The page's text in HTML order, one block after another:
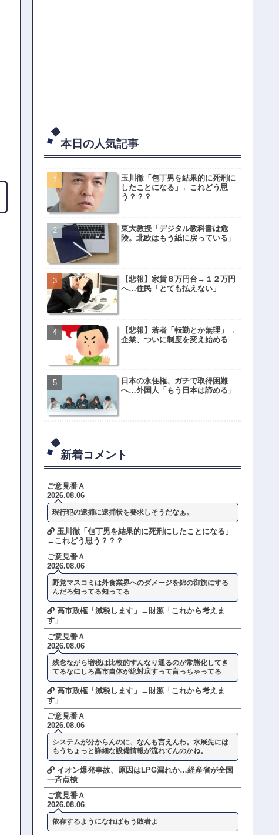
本日の人気記事
玉川徹「包丁男を結果的に死刑に
したことになる」←これどう思
う？？？
東大教授「デジタル教科書は危
険。北欧はもう紙に戻っている」
【悲報】家賃８万円台→１２万円
へ…住民「とても払えない」
【悲報】若者「転勤とか無理」→
企業、ついに制度を変え始める
日本の永住権、ガチで取得困難
へ…外国人「もう日本は諦める」
新着コメント
ご意見番Ａ
2026.08.06
現行犯の逮捕に逮捕状を要求しそうだなぁ。
玉川徹「包丁男を結果的に死刑にしたことになる」
←これどう思う？？？
ご意見番Ａ
2026.08.06
野党マスコミは外食業界へのダメージを錦の御旗にする
んだろ知ってる知ってる
高市政権「減税します」→財源「これから考えま
す」
ご意見番Ａ
2026.08.06
残念ながら増税は比較的すんなり通るのが常態化してき
てるなにしろ高市自体が絶対戻すって言っちゃってる
高市政権「減税します」→財源「これから考えま
す」
ご意見番Ａ
2026.08.06
システムが分からんのに、なんも言えんわ。水展先には
もうちょっと詳細な設備情報が流れてんのかね。
イオン爆発事故、原因はLPG漏れか…経産省が全国
一斉点検
ご意見番Ａ
2026.08.06
依存するようになればもう敗者よ